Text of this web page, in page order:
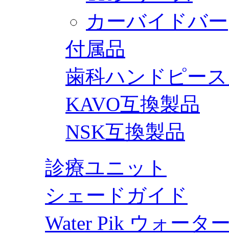
カーバイドバー
付属品
歯科ハンドピー
KAVO互換製品
NSK互換製品
診療ユニット
シェードガイド
Water Pik ウォータ